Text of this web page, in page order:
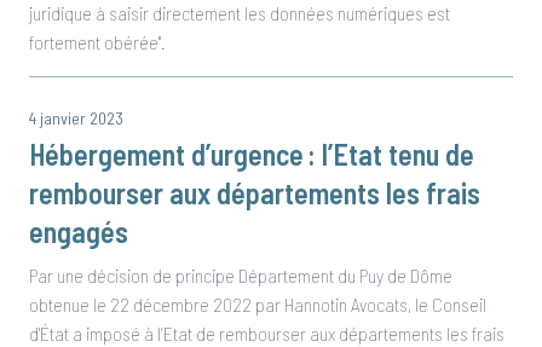
juridique à saisir directement les données numériques est
fortement obérée".
4 janvier 2023
Hébergement d’urgence : l’Etat tenu de
rembourser aux départements les frais
engagés
Par une décision de principe Département du Puy de Dôme
obtenue le 22 décembre 2022 par Hannotin Avocats, le Conseil
d'État a imposé à l’Etat de rembourser aux départements les frais